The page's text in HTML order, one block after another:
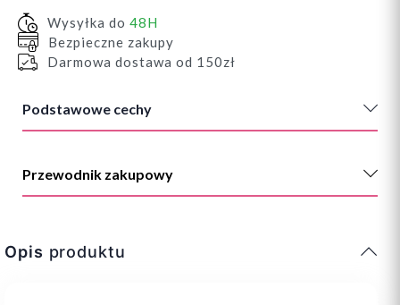
Wysyłka do 48H
Bezpieczne zakupy
Darmowa dostawa od 150zł
Podstawowe cechy
Przewodnik zakupowy
Opis produktu